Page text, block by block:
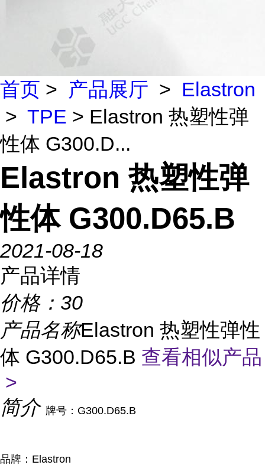
首页 > 产品展厅 > Elastron
> TPE > Elastron 热塑性弹
性体 G300.D...
Elastron 热塑性弹
性体 G300.D65.B
2021-08-18
产品详情
价格： 30
产品名称Elastron 热塑性弹性
体 G300.D65.B 查看相似产品
>
简介 牌号：G300.D65.B
品牌：Elastron